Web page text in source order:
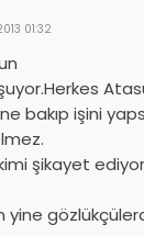
01:32
bakıp işini
şikayet